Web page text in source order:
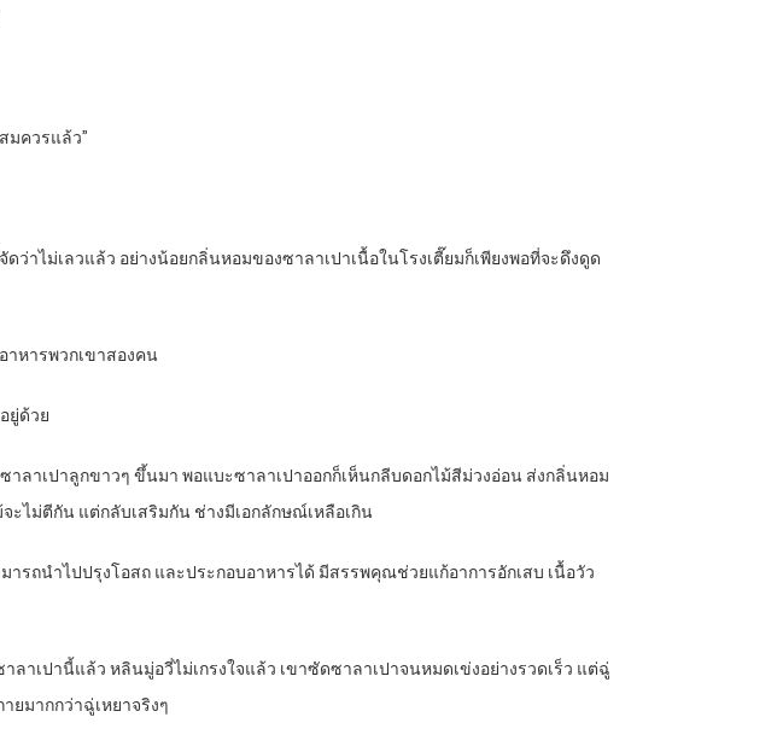
มควรแล้ว”
ว่าไม่เลวแล้ว อย่างน้อยกลิ่นหอมของซาลาเปาเนื้อในโรงเตี๊ยมก็เพียงพอที่จะดึงดูด
าหารพวกเขาสองคน
ยู่ด้วย
าเปาลูกขาวๆ ขึ้นมา พอแบะซาลาเปาออกก็เห็นกลีบดอกไม้สีม่วงอ่อน ส่งกลิ่นหอม
ไม่ตีกัน แต่กลับเสริมกัน ช่างมีเอกลักษณ์เหลือเกิน
รถนำไปปรุงโอสถ และประกอบอาหารได้ มีสรรพคุณช่วยแก้อาการอักเสบ เนื้อวัว
เปานี้แล้ว หลินมู่อวี่ไม่เกรงใจแล้ว เขาซัดซาลาเปาจนหมดเข่งอย่างรวดเร็ว แต่ฉู่
ยมากกว่าฉู่เหยาจริงๆ